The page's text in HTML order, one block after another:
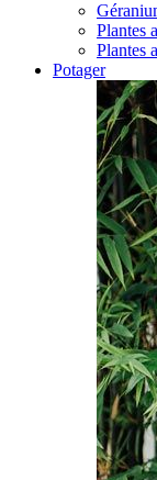
Plantes
Plantes
Potager